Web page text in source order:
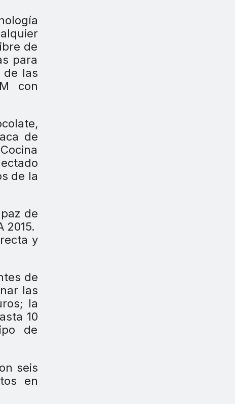
de
para
de las
con
de
de la
de
y
de
las
la
10
de
seis
en